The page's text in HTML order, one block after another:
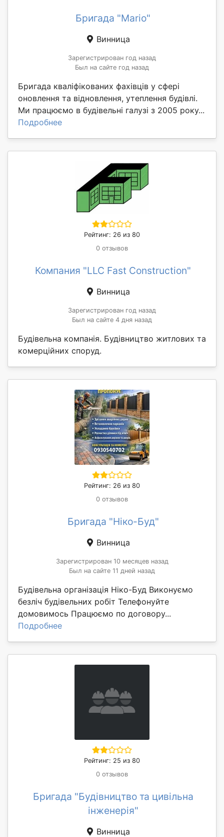
Бригада "Маriо"
Винница
Зарегистрирован год назад
Был на сайте год назад
Бригада кваліфікованих фахівців у сфері
оновлення та відновлення, утеплення будівлі.
Ми працюємо в будівельні галузі з 2005 року...
Подробнее
Рейтинг: 26 из 80
0 отзывов
Компания "LLC Fast Construction"
Винница
Зарегистрирован год назад
Был на сайте 4 дня назад
Будівельна компанія. Будівництво житлових та
комерційних споруд.
Рейтинг: 26 из 80
0 отзывов
Бригада "Ніко-Буд"
Винница
Зарегистрирован 10 месяцев назад
Был на сайте 11 дней назад
Будівельна організація Ніко-Буд Виконуємо
безліч будівельних робіт Телефонуйте
домовимось Працюємо по договору...
Подробнее
Рейтинг: 25 из 80
0 отзывов
Бригада "Будівництво та цивільна
інженерія"
Винница